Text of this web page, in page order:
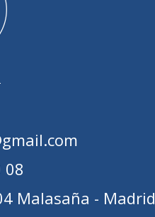
08
Malasaña - Madrid